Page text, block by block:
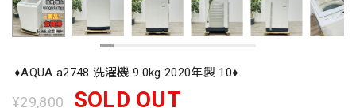
♦️AQUA a2748 洗濯機 9.0kg 2020年製 10♦️
¥29,800 SOLD OUT